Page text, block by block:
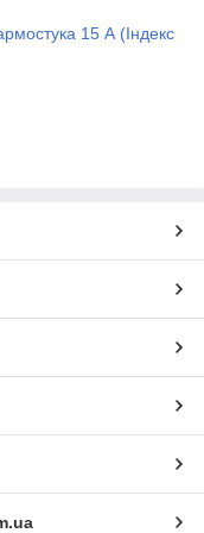
15 А (Індекс